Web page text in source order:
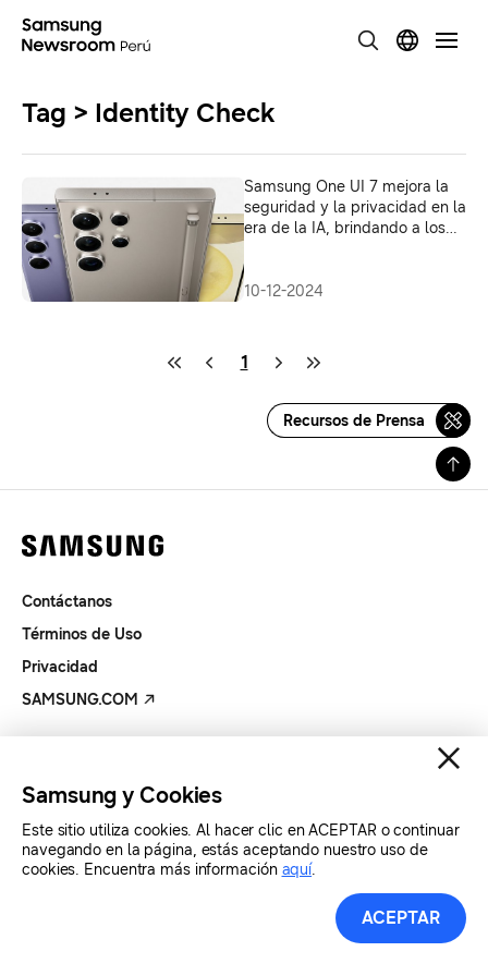
Tag > Identity Check
Samsung One UI 7 mejora la
seguridad y la privacidad en la
era de la IA, brindando a los
10-12-2024
1
Recursos de Prensa
Contáctanos
Términos de Uso
Privacidad
SAMSUNG.COM
Samsung y Cookies
Este sitio utiliza cookies. Al hacer clic en ACEPTAR o continuar
navegando en la página, estás aceptando nuestro uso de
cookies. Encuentra más información aquí.
ACEPTAR